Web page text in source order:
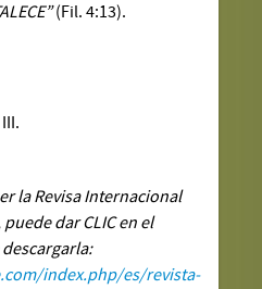
(Fil. 4:13).
la Revisa Internacional
dar CLIC en el
descargarla:
index.php/es/revista-